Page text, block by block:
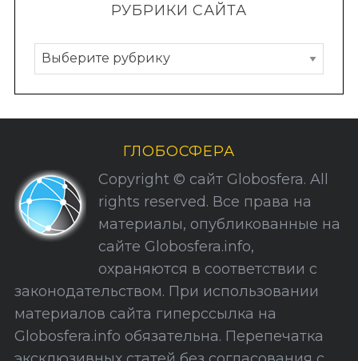
РУБРИКИ САЙТА
Р
у
б
р
и
С
а
а
ГЛОБОСФЕРА
Copyright © сайт Globosfera. All
rights reserved. Все права на
материалы, опубликованные на
сайте Globosfera.info,
охраняются в соответствии с
законодательством. При использовании
материалов сайта гиперссылка на
Globosfera.info обязательна. Перепечатка